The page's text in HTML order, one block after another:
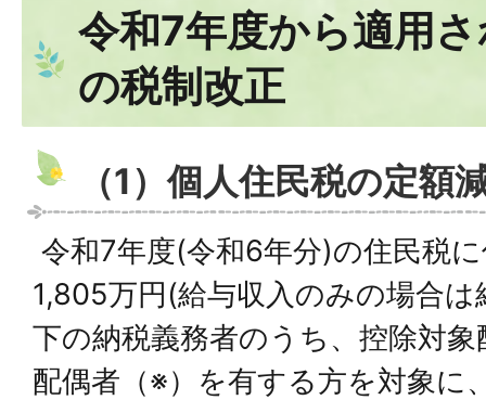
令和7年度から適用
の税制改正
（1）個人住民税の定額
令和7年度(令和6年分)の住民税
1,805万円(給与収入のみの場合
下の納税義務者のうち、控除対
配偶者（※）を有する方を対象に